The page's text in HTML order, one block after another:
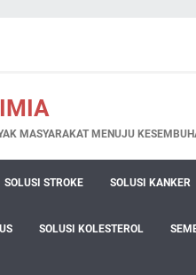
MASYARAKAT MENUJU
SOLUSI STROKE SOLUSI KANKER
SOLUSI KOLESTEROL